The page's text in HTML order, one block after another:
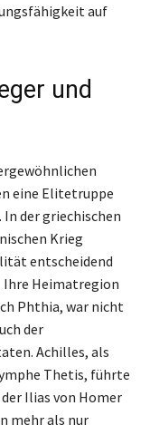
auf
und
eine Elitetruppe
der griechischen
Krieg
entscheidend
Ihre Heimatregion
Phthia, war nicht
der
Achilles, als
Thetis, führte
Ilias von Homer
mehr als nur